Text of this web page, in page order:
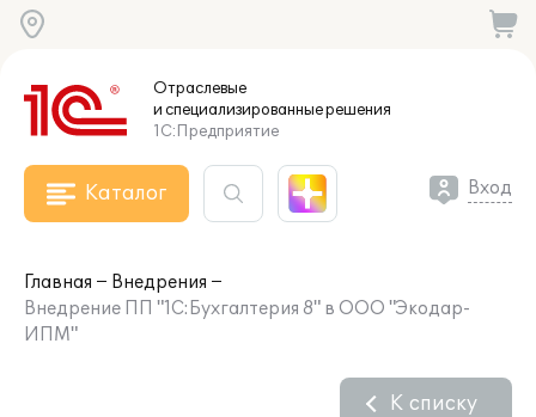
Отраслевые
и специализированныерешения
1С:Предприятие
Каталог Вход
Главная
Внедрения
Внедрение ПП "1С:Бухгалтерия 8" в ООО "Экодар-
ИПМ"
К списку